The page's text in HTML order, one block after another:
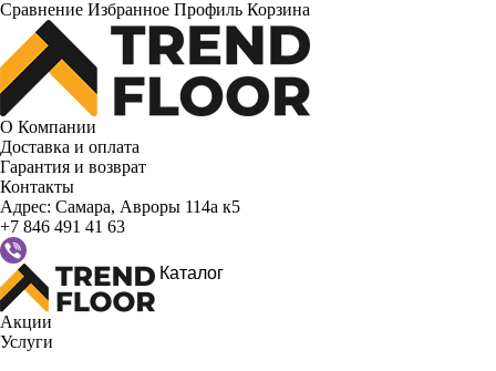
Сравнение Избранное Профиль Корзина
О Компании
Доставка и оплата
Гарантия и возврат
Контакты
Адрес: Самара, Авроры 114а к5
+7 846 491 41 63
Каталог
Акции
Услуги